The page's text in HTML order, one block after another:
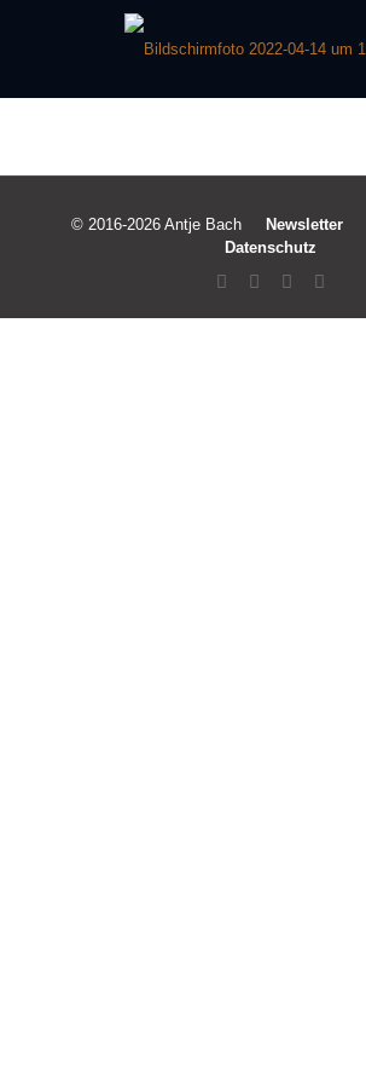
© 2016-2026 Antje Bach Newsletter
Datenschutz